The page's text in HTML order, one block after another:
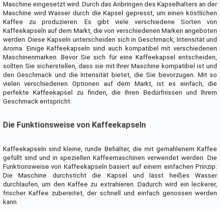
Maschine eingesetzt wird. Durch das Anbringen des Kapselhalters an der
Maschine wird Wasser durch die Kapsel gepresst, um einen köstlichen
Kaffee zu produzieren. Es gibt viele verschiedene Sorten von
Kaffeekapseln auf dem Markt, die von verschiedenen Marken angeboten
werden. Diese Kapseln unterscheiden sich in Geschmack, Intensität und
Aroma. Einige Kaffeekapseln sind auch kompatibel mit verschiedenen
Maschinenmarken. Bevor Sie sich für eine Kaffeekapsel entscheiden,
sollten Sie sicherstellen, dass sie mit Ihrer Maschine kompatibel ist und
den Geschmack und die Intensität bietet, die Sie bevorzugen. Mit so
vielen verschiedenen Optionen auf dem Markt, ist es einfach, die
perfekte Kaffeekapsel zu finden, die Ihren Bedürfnissen und Ihrem
Geschmack entspricht.
Die Funktionsweise von Kaffeekapseln
Kaffeekapseln sind kleine, runde Behälter, die mit gemahlenem Kaffee
gefüllt sind und in speziellen Kaffeemaschinen verwendet werden. Die
Funktionsweise von Kaffeekapseln basiert auf einem einfachen Prinzip:
Die Maschine durchsticht die Kapsel und lässt heißes Wasser
durchlaufen, um den Kaffee zu extrahieren. Dadurch wird ein leckerer,
frischer Kaffee zubereitet, der schnell und einfach genossen werden
kann.